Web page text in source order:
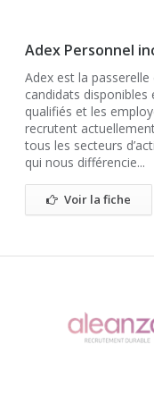
Adex Personnel
Adex est la passerelle
candidats disponibles
qualifiés et les
recrutent
tous les secteurs
qui nous différencie...
Voir la fiche